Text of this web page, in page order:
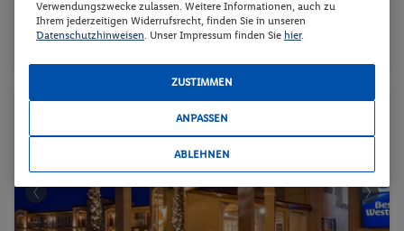
Inkl. Flug,Frühstück
/ 2132 € Gesamt
Verwendungszwecke zulassen. Weitere Informationen, auch zu
Ihrem jederzeitigen Widerrufsrecht, finden Sie in unseren
Datenschutzhinweisen. Unser Impressum finden Sie hier.
ZUSTIMMEN
ANPASSEN
ABLEHNEN